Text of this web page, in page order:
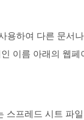
용하여 다른 문서
이름 아래의 웹
스프레드 시트 파